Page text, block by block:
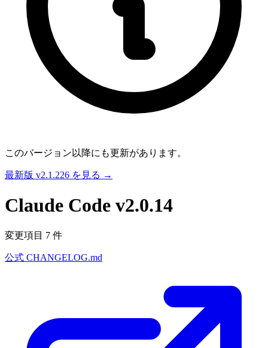
このバージョン以降にも更新があります。
最新版 v2.1.226 を見る →
Claude Code v2.0.14
変更項目 7 件
公式 CHANGELOG.md